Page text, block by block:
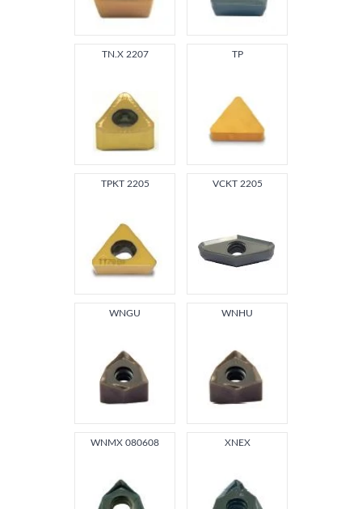
TN.X 2207 TP
TPKT 2205 VCKT 2205
WNGU WNHU
WNMX 080608 XNEX